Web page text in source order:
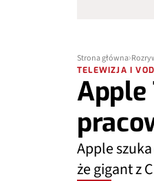
Strona główna
TELEWIZJA I VOD
Apple
Apple
że gigant z